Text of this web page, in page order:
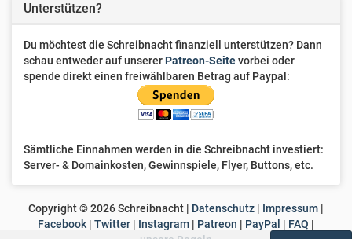
Unterstützen?
Du möchtest die Schreibnacht finanziell unterstützen? Dann
schau entweder auf unsererPatreon-Seitevorbei oder
spende direkt einen freiwählbaren Betrag auf Paypal:
Sämtliche Einnahmen werden in die Schreibnacht investiert:
Server- & Domainkosten, Gewinnspiele, Flyer, Buttons, etc.
Copyright ©2026Schreibnacht | Datenschutz | Impressum |
Facebook | Twitter | Instagram | Patreon | PayPal | FAQ |